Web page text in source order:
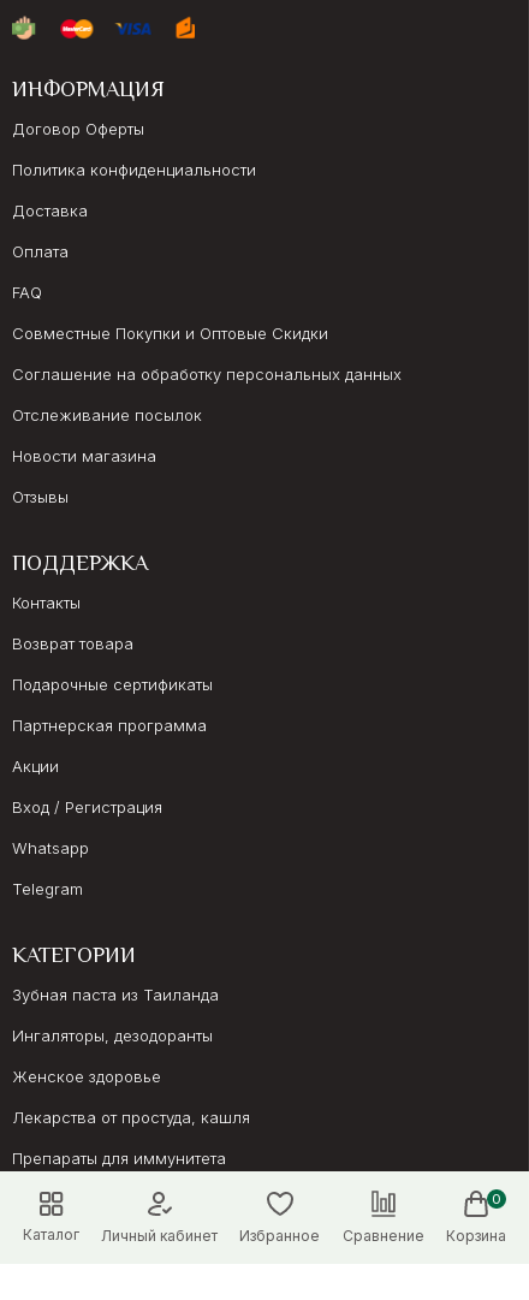
Каталог Личный кабинет Избранное Сравнение
0
Корзина
ИНФОРМАЦИЯ
Договор Оферты
Политика конфиденциальности
Доставка
Оплата
FAQ
Совместные Покупки и Оптовые Скидки
Соглашение на обработку персональных данных
Отслеживание посылок
Новости магазина
Отзывы
ПОДДЕРЖКА
Контакты
Возврат товара
Подарочные сертификаты
Партнерская программа
Акции
Вход / Регистрация
Whatsapp
Telegram
КАТЕГОРИИ
Зубная паста из Таиланда
Ингаляторы, дезодоранты
Женское здоровье
Лекарства от простуда, кашля
Препараты для иммунитета
Онкология, суставы